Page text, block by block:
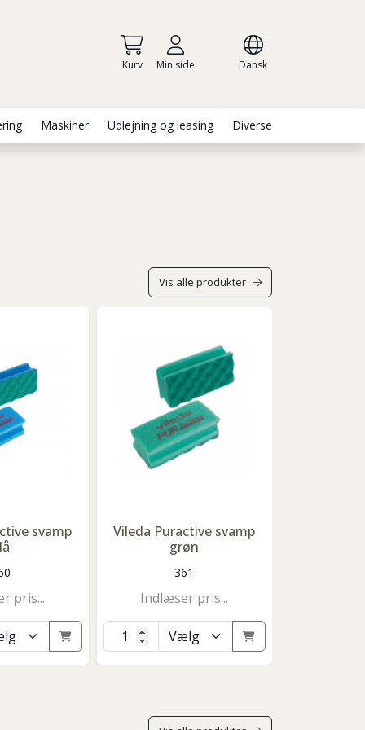
Kurv Min side Dansk
Maskiner Udlejning og leasing Diverse
Vis alle produkter
svamp
pris...
Vileda Puractive svamp
grøn
361
Indlæser pris...